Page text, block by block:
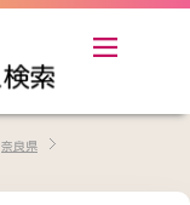
奈良県